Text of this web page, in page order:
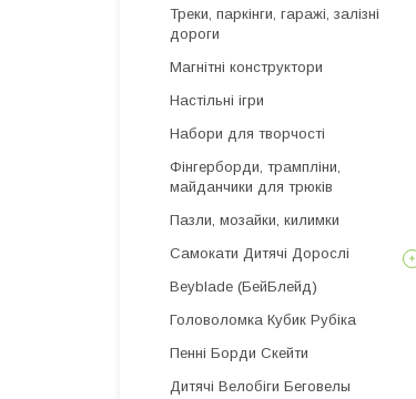
Треки, паркінги, гаражі, залізні
дороги
Магнітні конструктори
Настільні ігри
Набори для творчості
Фінгерборди, трампліни,
майданчики для трюків
Пазли, мозайки, килимки
Самокати Дитячі Дорослі
Beyblade (БейБлейд)
Головоломка Кубик Рубіка
Пенні Борди Скейти
Дитячі Велобіги Беговелы